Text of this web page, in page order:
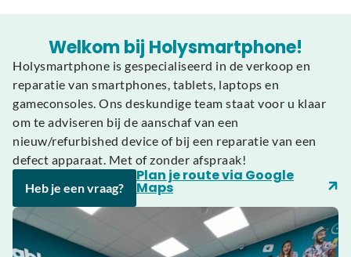
Welkom bij Holysmartphone!
Holysmartphone is gespecialiseerd in de verkoop en
reparatie van smartphones, tablets, laptops en
gameconsoles. Ons deskundige team staat voor u klaar
om te adviseren bij de aanschaf van een
nieuw/refurbished device of bij een reparatie van een
defect apparaat. Met of zonder afspraak!
Heb je een vraag?
Plan je route via Google
Maps